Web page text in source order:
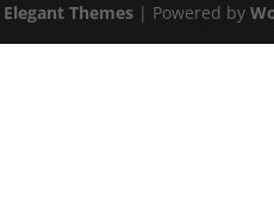
Elegant Themes | Powered by